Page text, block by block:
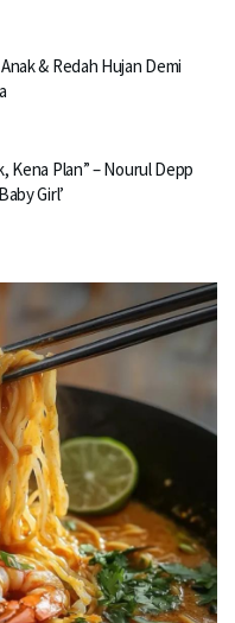
& Redah Hujan Demi
Kena Plan” – Nourul Depp
Girl’